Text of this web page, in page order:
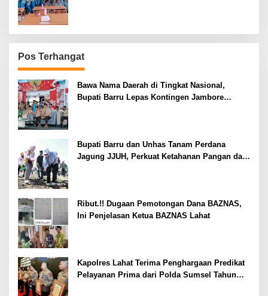
Pos Terhangat
Bawa Nama Daerah di Tingkat Nasional,
Bupati Barru Lepas Kontingen Jambore
Bupati Barru dan Unhas Tanam Perdana
Jagung JJUH, Perkuat Ketahanan Pangan dan
Ribut.!! Dugaan Pemotongan Dana BAZNAS,
Ini Penjelasan Ketua BAZNAS Lahat
Kapolres Lahat Terima Penghargaan Predikat
Pelayanan Prima dari Polda Sumsel Tahun